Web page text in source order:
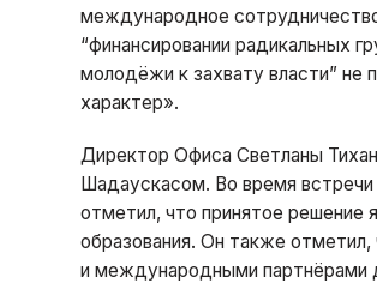
международное
“финансировании радикальных
молодёжи к захвату власти” не
характер».
Директор Офиса Светланы
Шадаускасом. Во время
отметил, что принятое
образования. Он также
и международными партнёрами